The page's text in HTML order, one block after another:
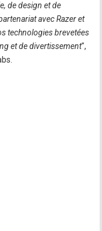
de design et de
avec Razer et
technologies brevetées
et de divertissement",